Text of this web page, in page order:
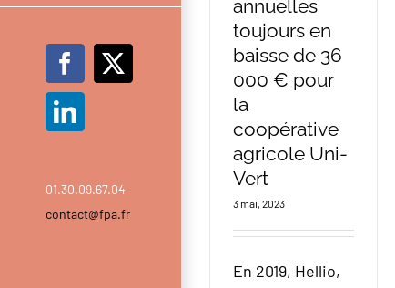
Facebook
X
LinkedIn
01.30.09.67.04
contact@fpa.fr
annuelles
toujours en
baisse de 36
000 € pour
la
coopérative
agricole Uni-
Vert
3 mai, 2023
En 2019, Hellio,